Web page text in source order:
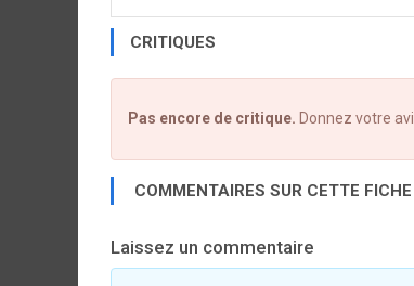
CRITIQUES
Pas encore de critique. Donnez votre
COMMENTAIRES SUR CETTE
Laissez un commentaire